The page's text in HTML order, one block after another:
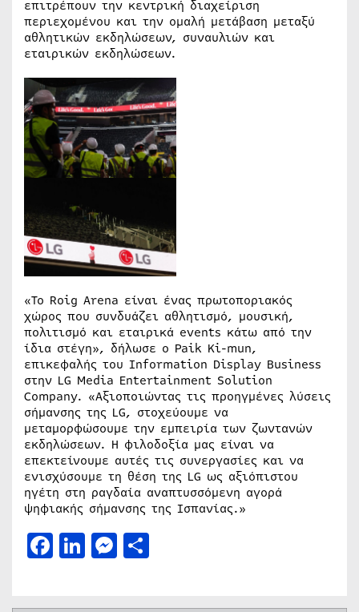
επιτρέπουν την κεντρική διαχείριση
περιεχομένου και την ομαλή μετάβαση μεταξύ
αθλητικών εκδηλώσεων, συναυλιών και
εταιρικών εκδηλώσεων.
«Το Roig Arena είναι ένας πρωτοποριακός
χώρος που συνδυάζει αθλητισμό, μουσική,
πολιτισμό και εταιρικά events κάτω από την
ίδια στέγη», δήλωσε ο Paik Ki-mun,
επικεφαλής του Information Display Business
στην LG Media Entertainment Solution
Company. «Αξιοποιώντας τις προηγμένες λύσεις
σήμανσης της LG, στοχεύουμε να
μεταμορφώσουμε την εμπειρία των ζωντανών
εκδηλώσεων. Η φιλοδοξία μας είναι να
επεκτείνουμε αυτές τις συνεργασίες και να
ενισχύσουμε τη θέση της LG ως αξιόπιστου
ηγέτη στη ραγδαία αναπτυσσόμενη αγορά
ψηφιακής σήμανσης της Ισπανίας.»
Facebook
LinkedIn
Messenger